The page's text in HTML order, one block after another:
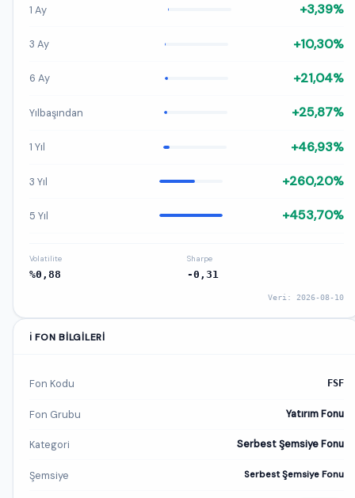
1 Ay +3,39%
3 Ay +10,30%
6 Ay +21,04%
Yılbaşından +25,87%
1 Yıl +46,93%
3 Yıl +260,20%
5 Yıl +453,70%
Volatilite
%0,88
Sharpe
-0,31
Veri: 2026-08-10
ℹ️ FON BILGILERI
Fon Kodu FSF
Fon Grubu Yatırım Fonu
Kategori Serbest Şemsiye Fonu
Şemsiye Serbest Şemsiye Fonu